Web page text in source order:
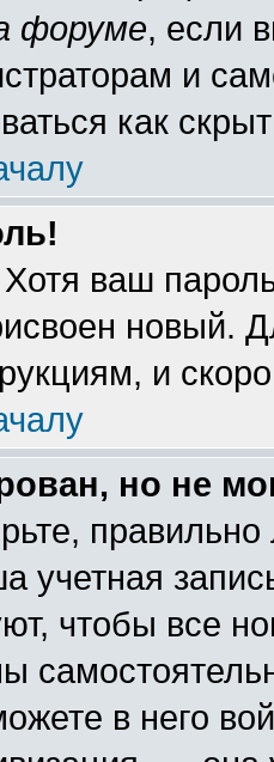
форуме, если
и
как
ваш
новый.
и
но не
учетная
чтобы все
в него